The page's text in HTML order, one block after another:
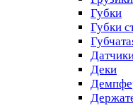
Губки
Губки
Деки